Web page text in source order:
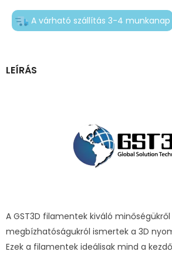
A várható szállítás 3-4 munkanap
LEÍRÁS
A GST3D filamentek kiváló minőségükről
megbízhatóságukról ismertek a 3D
Ezek a filamentek ideálisak mind a